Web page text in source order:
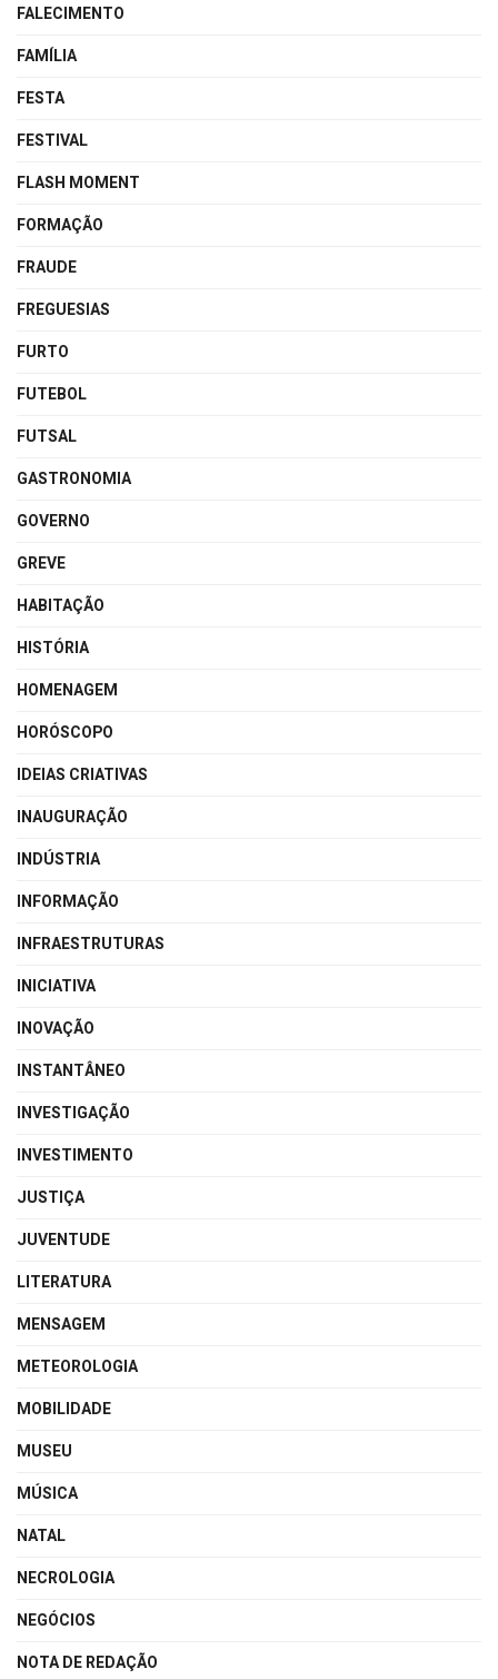
FALECIMENTO
FAMÍLIA
FESTA
FESTIVAL
FLASH MOMENT
FORMAÇÃO
FRAUDE
FREGUESIAS
FURTO
FUTEBOL
FUTSAL
GASTRONOMIA
GOVERNO
GREVE
HABITAÇÃO
HISTÓRIA
HOMENAGEM
HORÓSCOPO
IDEIAS CRIATIVAS
INAUGURAÇÃO
INDÚSTRIA
INFORMAÇÃO
INFRAESTRUTURAS
INICIATIVA
INOVAÇÃO
INSTANTÂNEO
INVESTIGAÇÃO
INVESTIMENTO
JUSTIÇA
JUVENTUDE
LITERATURA
MENSAGEM
METEOROLOGIA
MOBILIDADE
MUSEU
MÚSICA
NATAL
NECROLOGIA
NEGÓCIOS
NOTA DE REDAÇÃO